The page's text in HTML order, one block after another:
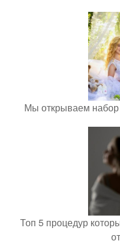
Мы открываем
Топ 5 процедур